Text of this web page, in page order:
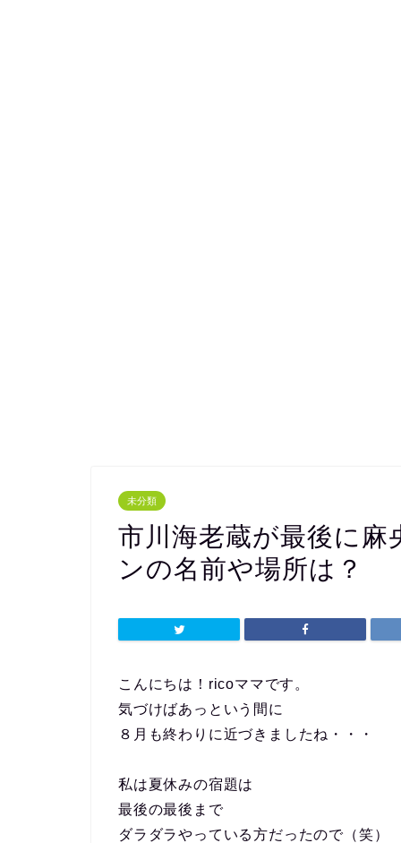
未分類
市川海老蔵が最後に
ンの名前や場所は？
こんにちは！ricoママです。
気づけばあっという間に
８月も終わりに近づきましたね・・・
私は夏休みの宿題は
最後の最後まで
ダラダラやっている方だったので（笑）